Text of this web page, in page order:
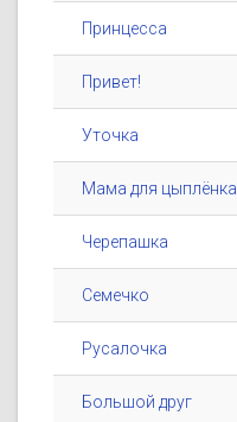
Принцесса
Привет!
Уточка
Мама для цыплёнка
Черепашка
Семечко
Русалочка
Большой друг